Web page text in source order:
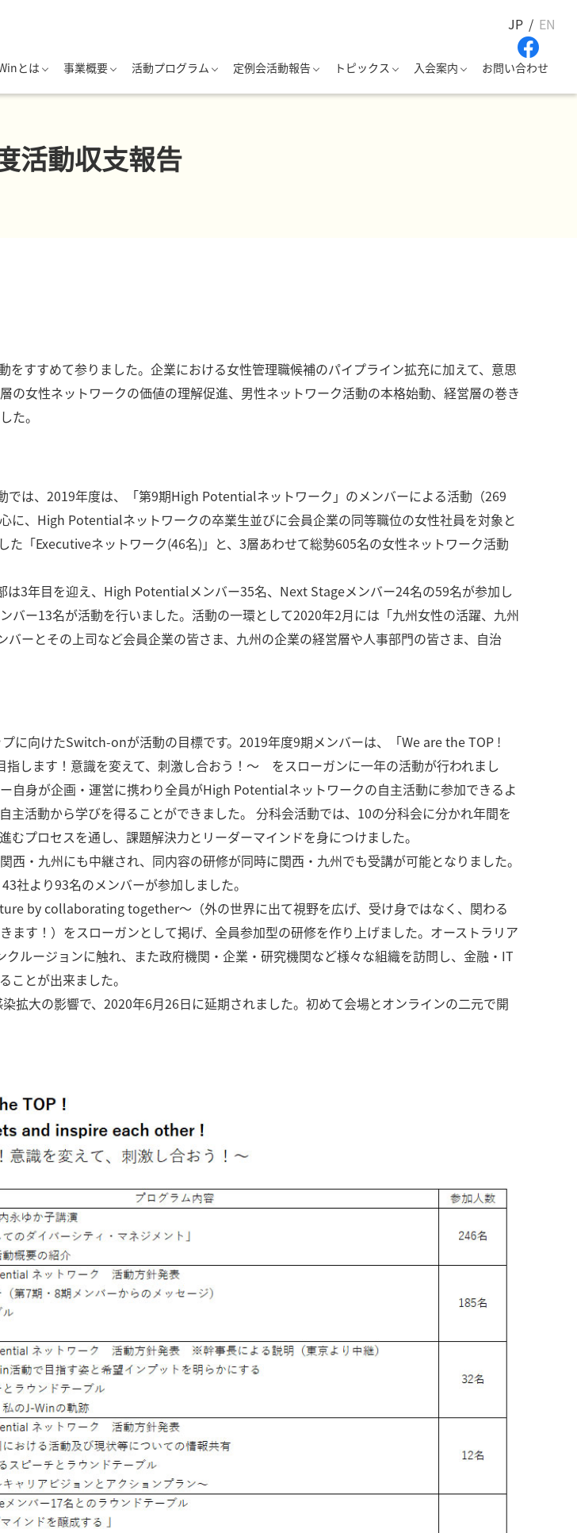
JP EN
とは 事業概要 活動プログラム 定例会活動報告 トピックス 入会案内 お問い合わせ
活動収支報告
すすめて参りました。企業における女性管理職候補のパイプライン拡充に加えて、意思
女性ネットワークの価値の理解促進、男性ネットワーク活動の本格始動、経営層の巻き
た。
は、2019年度は、「第9期High Potentialネットワーク」のメンバーによる活動（269
、High Potentialネットワークの卒業生並びに会員企業の同等職位の女性社員を対象と
「Executiveネットワーク(46名)」と、3層あわせて総勢605名の女性ネットワーク活動
3年目を迎え、High Potentialメンバー35名、Next Stageメンバー24名の59名が参加し
ー13名が活動を行いました。活動の一環として2020年2月には「九州女性の活躍、九州
ーとその上司など会員企業の皆さま、九州の企業の経営層や人事部門の皆さま、自治
に向けたSwitch-onが活動の目標です。2019年度9期メンバーは、「We are the TOP !
ます！意識を変えて、刺激し合おう！～ をスローガンに一年の活動が行われまし
自身が企画・運営に携わり全員がHigh Potentialネットワークの自主活動に参加できるよ
活動から学びを得ることができました。 分科会活動では、10の分科会に分かれ年間を
プロセスを通し、課題解決力とリーダーマインドを身につけました。
・九州にも中継され、同内容の研修が同時に関西・九州でも受講が可能となりました。
社より93名のメンバーが参加しました。
by collaborating together～（外の世界に出て視野を広げ、受け身ではなく、関わる
す！）をスローガンとして掲げ、全員参加型の研修を作り上げました。オーストラリア
ルージョンに触れ、また政府機関・企業・研究機関など様々な組織を訪問し、金融・IT
ことが出来ました。
拡大の影響で、2020年6月26日に延期されました。初めて会場とオンラインの二元で開